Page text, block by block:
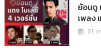
ย้อนดู
เพลง
31